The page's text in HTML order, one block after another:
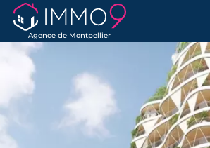
Agence de Montpellier